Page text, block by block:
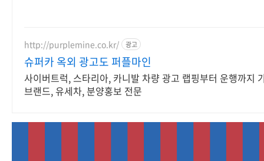
http://purplemine.co.kr/ 광고
슈퍼카 옥외 광고도 퍼플마인
사이버트럭, 스타리아, 카니발 차량 광고 랩핑부터 운행까지
브랜드, 유세차, 분양홍보 전문